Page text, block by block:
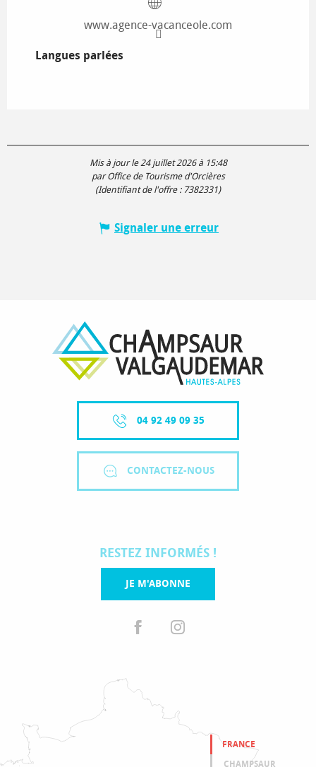
www.agence-vacanceole.com
Langues parlées
Langues parlées
Mis à jour le 24 juillet 2026 à 15:48
par Office de Tourisme d'Orcières
(Identifiant de l'offre : 7382331)
Signaler une erreur
04 92 49 09 35
CONTACTEZ-NOUS
RESTEZ INFORMÉS !
JE M'ABONNE
FRANCE
CHAMPSAUR